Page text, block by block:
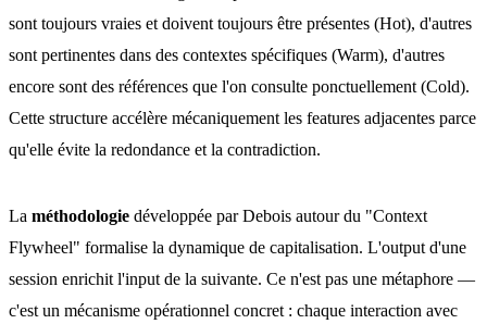
sont toujours vraies et doivent toujours être présentes (Hot), d'autres
sont pertinentes dans des contextes spécifiques (Warm), d'autres
encore sont des références que l'on consulte ponctuellement (Cold).
Cette structure accélère mécaniquement les features adjacentes parce
qu'elle évite la redondance et la contradiction.
La méthodologie développée par Debois autour du "Context
Flywheel" formalise la dynamique de capitalisation. L'output d'une
session enrichit l'input de la suivante. Ce n'est pas une métaphore —
c'est un mécanisme opérationnel concret : chaque interaction avec